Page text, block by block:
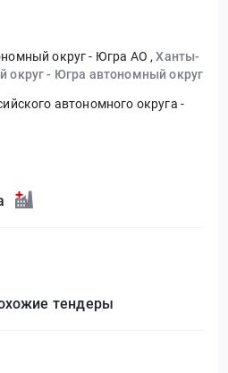
округ - Югра АО ,Ханты-
округ - Югра автономный округ
автономного округа -
тендеры